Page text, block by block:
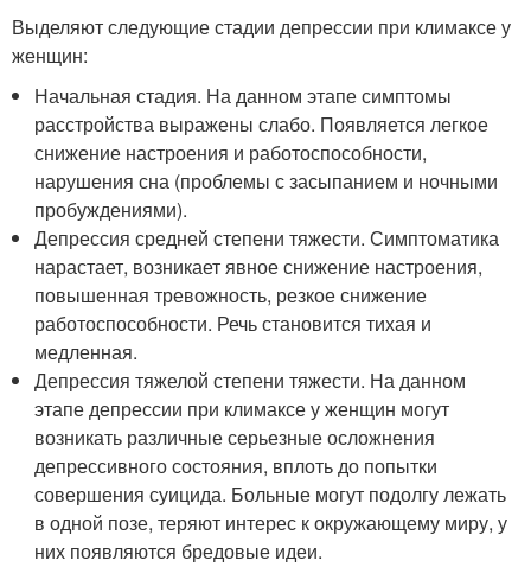
Выделяют следующие стадии депрессии при климаксе у
женщин:
Начальная стадия. На данном этапе симптомы
расстройства выражены слабо. Появляется легкое
снижение настроения и работоспособности,
нарушения сна (проблемы с засыпанием и ночными
пробуждениями).
Депрессия средней степени тяжести. Симптоматика
нарастает, возникает явное снижение настроения,
повышенная тревожность, резкое снижение
работоспособности. Речь становится тихая и
медленная.
Депрессия тяжелой степени тяжести. На данном
этапе депрессии при климаксе у женщин могут
возникать различные серьезные осложнения
депрессивного состояния, вплоть до попытки
совершения суицида. Больные могут подолгу лежать
в одной позе, теряют интерес к окружающему миру, у
них появляются бредовые идеи.